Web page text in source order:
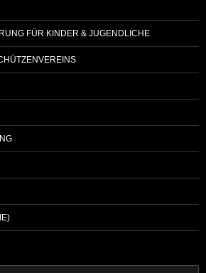
FÜR KINDER & JUGENDLICHE